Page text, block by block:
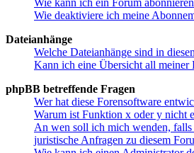
Wie kann ich ein Forum
Wie deaktiviere ich meine
Dateianhänge
Welche Dateianhänge sind in
Kann ich eine Übersicht all meiner
phpBB betreffende Fragen
Wer hat diese Forensoftware
Warum ist Funktion x oder y nicht
An wen soll ich mich wenden, falls
juristische Anfragen zu diesem